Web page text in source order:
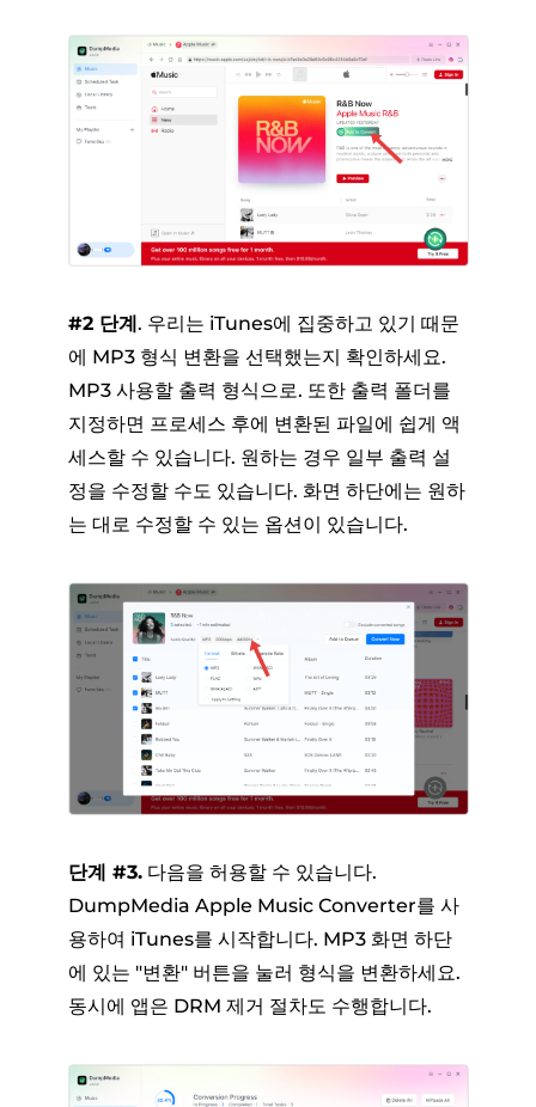
#2 단계. 우리는 iTunes에 집중하고 있기 때문
에 MP3 형식 변환을 선택했는지 확인하세요.
MP3 사용할 출력 형식으로. 또한 출력 폴더를
지정하면 프로세스 후에 변환된 파일에 쉽게 액
세스할 수 있습니다. 원하는 경우 일부 출력 설
정을 수정할 수도 있습니다. 화면 하단에는 원하
는 대로 수정할 수 있는 옵션이 있습니다.
단계 #3.다음을 허용할 수 있습니다.
DumpMedia Apple Music Converter를 사
용하여 iTunes를 시작합니다. MP3 화면 하단
에 있는 "변환" 버튼을 눌러 형식을 변환하세요.
동시에 앱은 DRM 제거 절차도 수행합니다.